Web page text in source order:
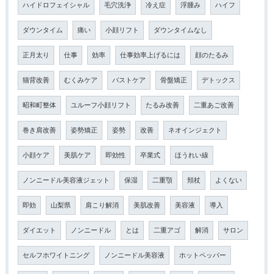
ハイドロフェイシャル 毛穴洗浄 冷え症 浮腫み ハイフ
ダウンタイム 痛い 小顔リフト ダウンタイムなし
正月太り 仕事 効率 仕事効率上げるには 顔のたるみ
猫背改善 むくみケア バストケア 骨盤矯正 デトックス
昭和町整体 ユルーフ小顔リフト たるみ改善 二重あご改善
巻き肩改善 姿勢矯正 姿勢 改善 ネオインジェクト
小顔ケア 美肌ケア 即効性 卒業式 ほうれい線
ノンニードル美容液ジェット 保湿 二重顎 頬杖 よくない
即効 山梨県 肩こり解消 美肌改善 美容液 導入
ダイエット ノンニードル とは 二重アゴ 解消 サロン
セルフホワイトニング ノンニードル美容液 ホットペッパー